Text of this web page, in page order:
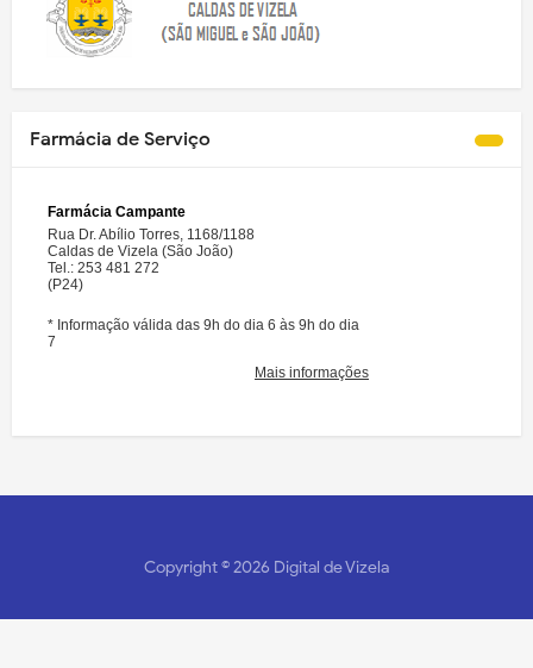
Farmácia de Serviço
Copyright ©2026 Digital de Vizela